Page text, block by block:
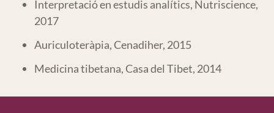
Interpretació en estudis analítics, Nutriscience,
2017
Auriculoteràpia, Cenadiher, 2015
Medicina tibetana, Casa del Tibet, 2014